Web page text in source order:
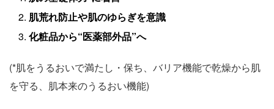
肌荒れ防止や肌のゆらぎを意識
化粧品から“医薬部外品”へ
(*肌をうるおいで満たし・保ち、バリア機能で乾燥から肌
を守る、肌本来のうるおい機能)